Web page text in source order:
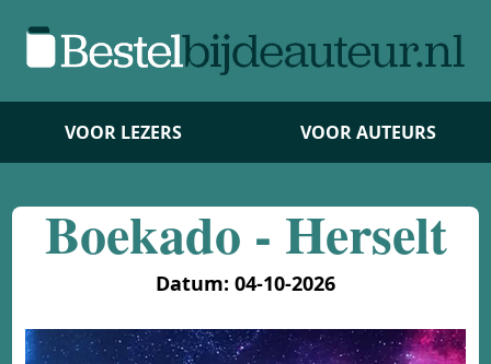
VOOR LEZERS VOOR AUTEURS
Boekado - Herselt
Datum: 04-10-2026